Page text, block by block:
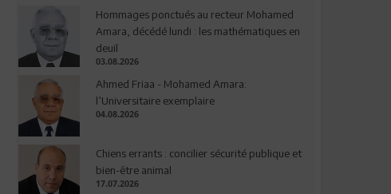
Hommages ponctués au recteur Mohamed
Amara, décédé lundi : les mathématiques en
deuil
03.08.2026
Ahmed Friaa - Mohamed Amara:
l’Universitaire exemplaire
04.08.2026
Chiens errants : concilier sécurité publique et
bien-être animal
17.07.2026